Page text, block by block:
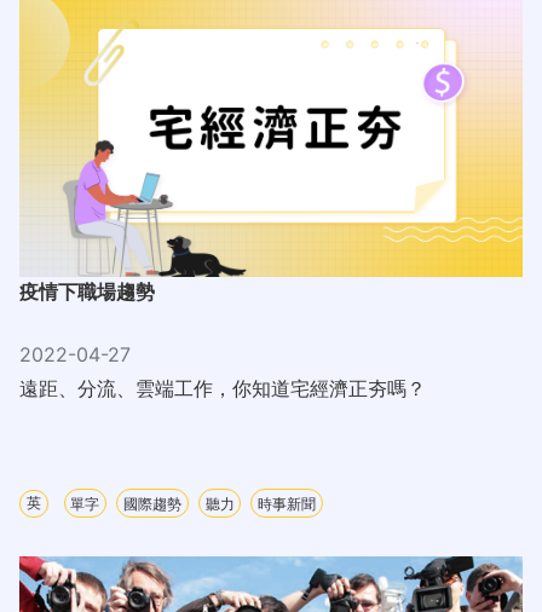
疫情下職場趨勢
2022-04-27
遠距、分流、雲端工作，你知道宅經濟正夯嗎？
英 單字 國際趨勢 聽力 時事新聞